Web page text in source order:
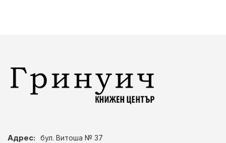
Адрес: бул. Витоша № 37